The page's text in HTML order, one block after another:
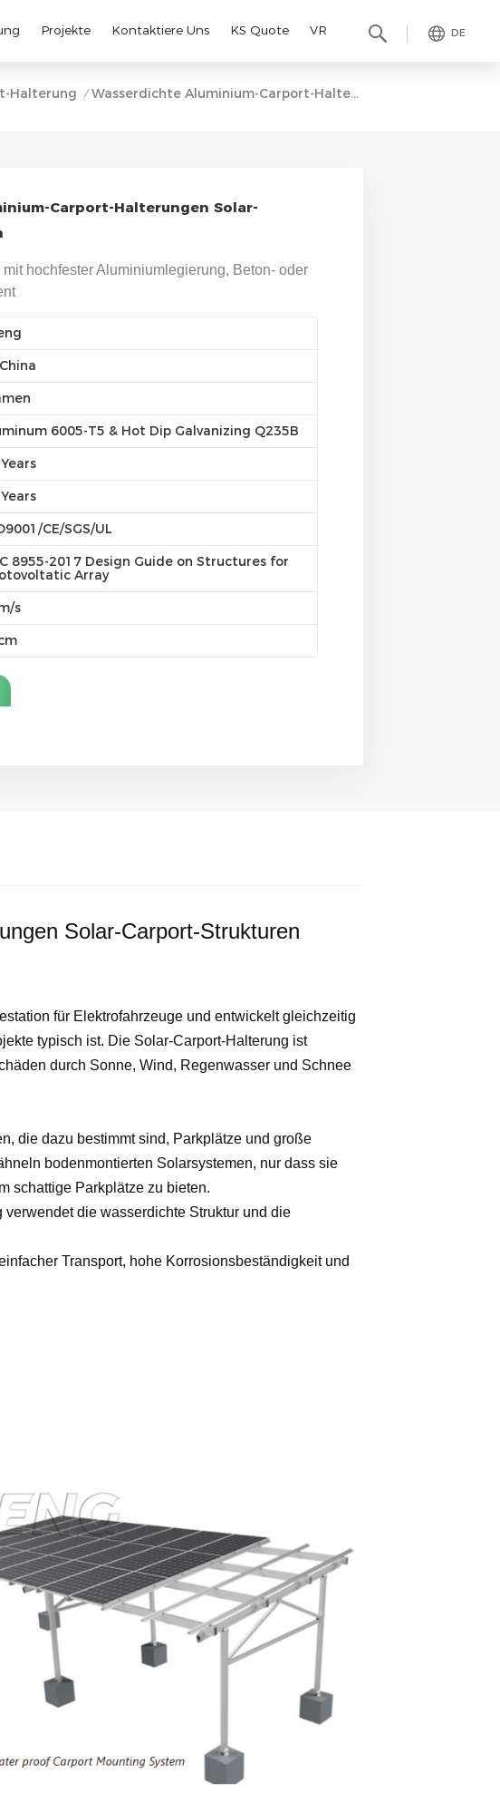
DE
Projekte Kontaktiere Uns KS Quote VR
Halterung / Wasserdichte Aluminium-Carport-Halterungen Solar-Carport-Strukturen
Carport-Halterungen Solar-
hochfester Aluminiumlegierung, Beton- oder
China
6005-T5 & Hot Dip Galvanizing Q235B
CE/SGS/UL
8955-2017 Design Guide on Structures for
Array
s
Solar-Carport-Strukturen
für Elektrofahrzeuge und entwickelt gleichzeitig
typisch ist. Die Solar-Carport-Halterung ist
durch Sonne, Wind, Regenwasser und Schnee
die dazu bestimmt sind, Parkplätze und große
bodenmontierten Solarsystemen, nur dass sie
schattige Parkplätze zu bieten.
die wasserdichte Struktur und die
Transport, hohe Korrosionsbeständigkeit und